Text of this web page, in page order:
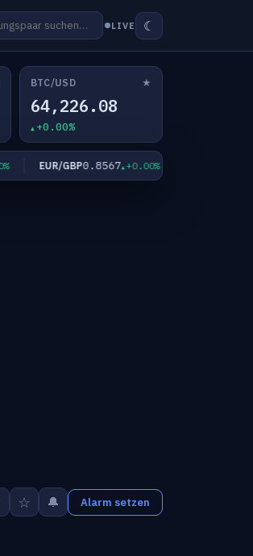
LIVE ☾
BTC/USD ★
64,226.08
+0.00%
EUR/GBP0.8567 +0.00%
☆ 🔔 Alarm setzen